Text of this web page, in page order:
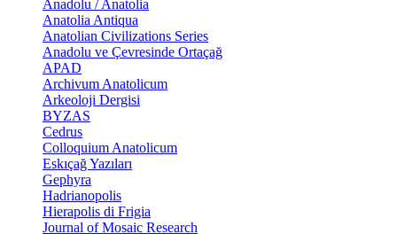
Anadolu / Anatolia
Anatolia Antiqua
Anatolian Civilizations Series
Anadolu ve Çevresinde Ortaçağ
APAD
Archivum Anatolicum
Arkeoloji Dergisi
BYZAS
Cedrus
Colloquium Anatolicum
Eskıçağ Yazıları
Gephyra
Hadrianopolis
Hierapolis di Frigia
Journal of Mosaic Research